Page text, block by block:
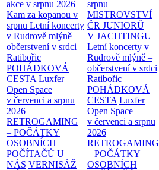
akce v srpnu 2026
Kam za kopanou v
srpnu Letní koncerty
v Rudrově mlýně –
občerstvení v srdci
Ratibořic
POHÁDKOVÁ
CESTA Luxfer
Open Space
v červenci a srpnu
2026
RETROGAMING
– POČÁTKY
OSOBNÍCH
POČÍTAČŮ U
NÁS VERNISÁŽ
srpnu
MISTROVSTVÍ
ČR JUNIORŮ
V JACHTINGU
Letní koncerty v
Rudrově mlýně –
občerstvení v srdci
Ratibořic
POHÁDKOVÁ
CESTA Luxfer
Open Space
v červenci a srpnu
2026
RETROGAMING
– POČÁTKY
OSOBNÍCH